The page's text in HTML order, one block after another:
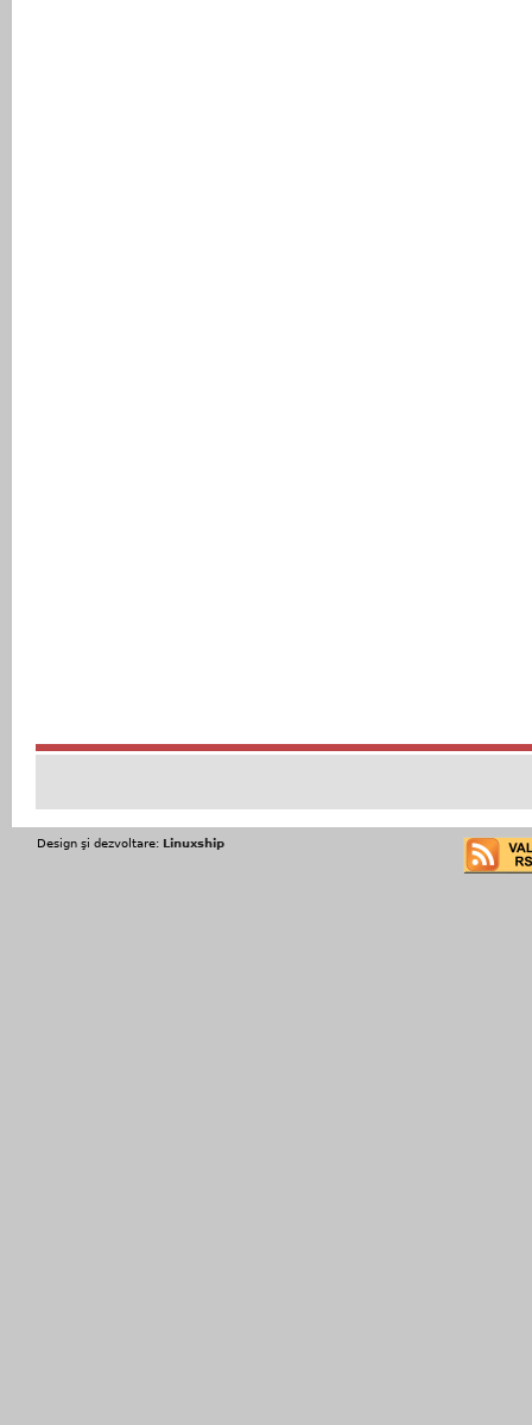
Design şi dezvoltare: Linuxship